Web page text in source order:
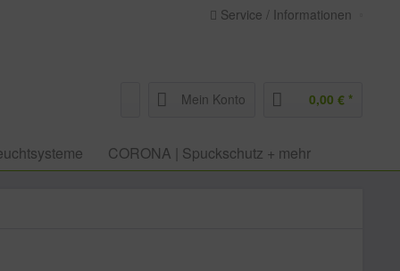
Service / Informationen
Mein Konto 0,00 € *
CORONA | Spuckschutz + mehr